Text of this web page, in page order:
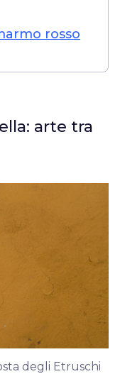
rosso
arte tra
degli Etruschi